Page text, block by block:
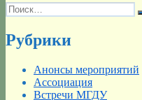
Искать:
Рубрики
Анонсы мероприятий
Ассоциация
Встречи МГДУ